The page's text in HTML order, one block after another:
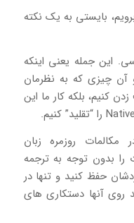
عبارت بعدی برویم، بایستی به یک نکته
این جمله یعنی اینکه
و آن چیزی که به نظرمان
کنیم، بلکه کار ما این
مکالمات روزمره زبان
را بدون توجه به ترجمه
حفظ کنید و تنها در
روی آنها دستکاری های